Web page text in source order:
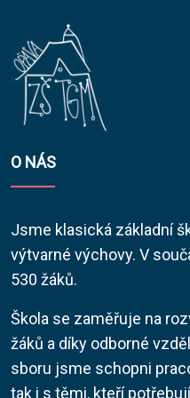
O NÁS
Jsme klasická základní
výtvarné výchovy. V
530 žáků.
Škola se zaměřuje na
žáků a díky odborné
sboru jsme schopni
tak i s těmi, kteří